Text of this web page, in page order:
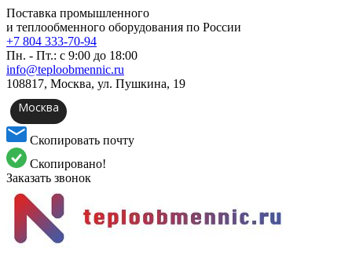
Поставка промышленного
и теплообменного оборудования по России
+7 804 333-70-94
Пн. - Пт.: с 9:00 до 18:00
info@teploobmennic.ru
108817, Москва, ул. Пушкина, 19
Москва
Скопировать почту
Скопировано!
Заказать звонок